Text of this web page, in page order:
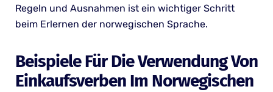
Regeln und Ausnahmen ist ein wichtiger Schritt
beim Erlernen der norwegischen Sprache.
Beispiele Für Die Verwendung Von
Einkaufsverben Im Norwegischen